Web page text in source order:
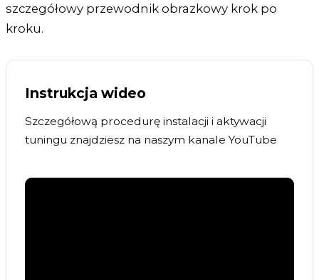
szczegółowy przewodnik obrazkowy krok po
kroku.
Instrukcja wideo
Szczegółową procedurę instalacji i aktywacji
tuningu znajdziesz na naszym kanale YouTube